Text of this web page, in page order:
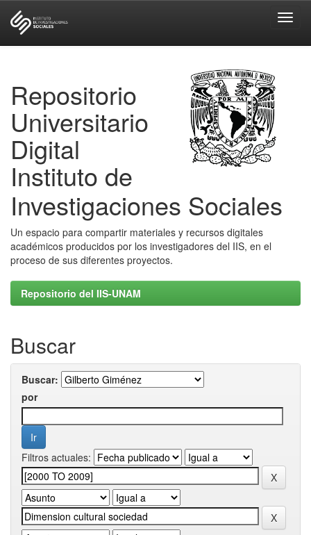
Repositorio
Universitario
Digital
Instituto de
Investigaciones Sociales
Un espacio para compartir materiales y recursos digitales
académicos producidos por los investigadores del IIS, en el
proceso de sus diferentes proyectos.
Repositorio del IIS-UNAM
Buscar
Buscar:
por
Filtros actuales: